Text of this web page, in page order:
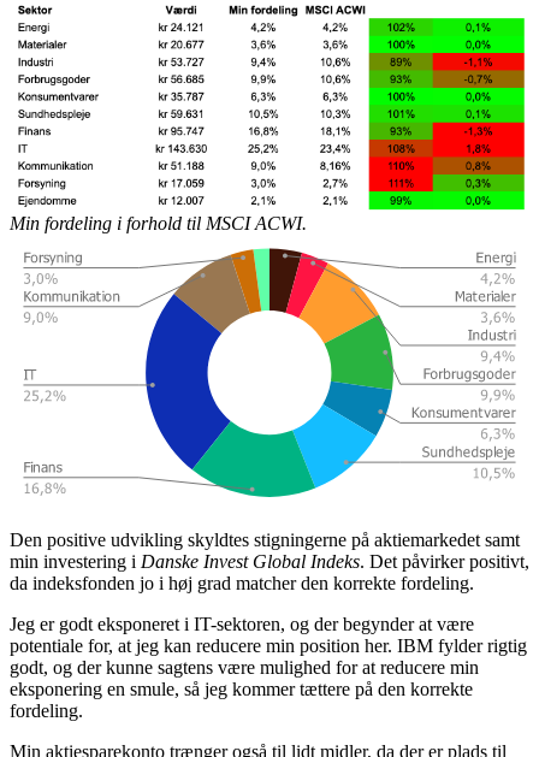
Min fordeling i forhold til MSCI ACWI.
Den positive udvikling skyldtes stigningerne på aktiemarkedet samt
min investering i Danske Invest Global Indeks. Det påvirker positivt,
da indeksfonden jo i høj grad matcher den korrekte fordeling.
Jeg er godt eksponeret i IT-sektoren, og der begynder at være
potentiale for, at jeg kan reducere min position her. IBM fylder rigtig
godt, og der kunne sagtens være mulighed for at reducere min
eksponering en smule, så jeg kommer tættere på den korrekte
fordeling.
Min aktiesparekonto trænger også til lidt midler, da der er plads til